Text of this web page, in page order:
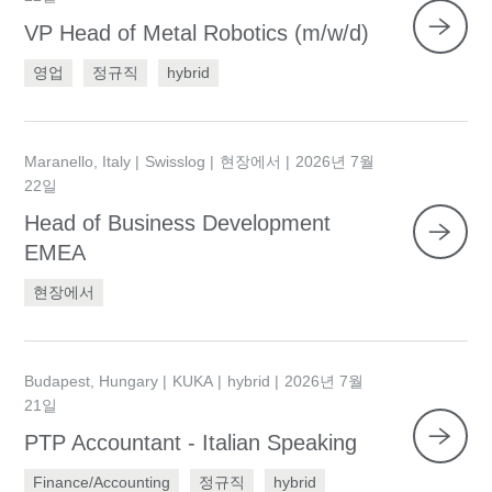
VP Head of Metal Robotics (m/w/d)
영업 정규직 hybrid
Maranello, Italy Swisslog 현장에서
2026년 7월
22일
Head of Business Development
EMEA
현장에서
Budapest, Hungary KUKA hybrid
2026년 7월
21일
PTP Accountant - Italian Speaking
Finance/Accounting 정규직 hybrid